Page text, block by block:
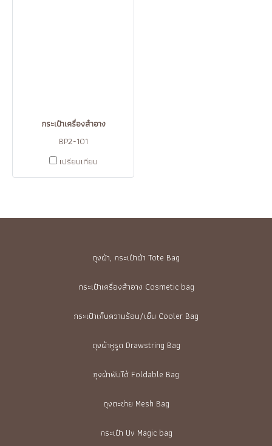
กระเป๋าเครื่องสำอาง
BP2-101
เปรียบเทียบ
ถุงผ้า, กระเป๋าผ้า Tote Bag
กระเป๋าเครื่องสำอาง Cosmetic bag
กระเป๋าเก็บความร้อน/เย็น Cooler Bag
ถุงผ้าหูรูด Drawstring Bag
ถุงผ้าพับได้ Foldable Bag
ถุงตะข่าย Mesh Bag
กระเป๋า Uv Magic bag